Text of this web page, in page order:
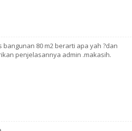
80 m2 berarti apa yah ?dan
penjelasannya admin .makasih.